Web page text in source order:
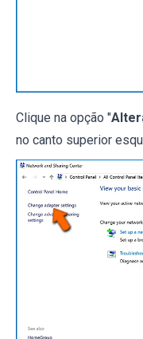
Clique na opção "
no canto superior